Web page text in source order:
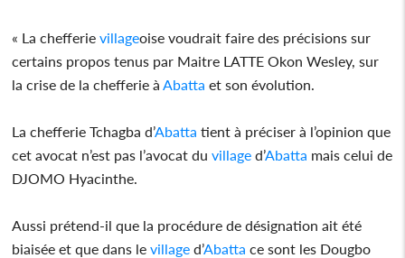
« La chefferievillageoise voudrait faire des précisions sur
certains propos tenus par Maitre LATTE Okon Wesley, sur
la crise de la chefferie à Abatta et son évolution.
La chefferie Tchagba d’Abatta tient à préciser à l’opinion que
cet avocat n’est pas l’avocat duvillage d’Abatta mais celui de
DJOMO Hyacinthe.
Aussi prétend-il que la procédure de désignation ait été
biaisée et que dans levillage d’Abatta ce sont les Dougbo